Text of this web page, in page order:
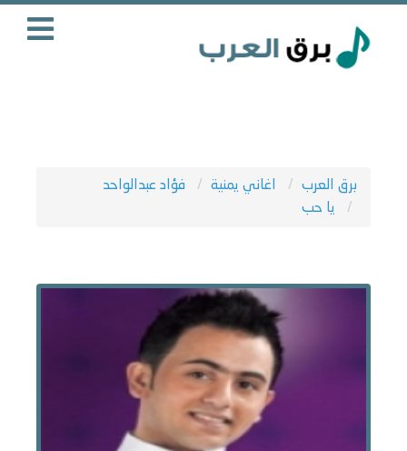
برق العرب اغاني يمنية
فؤاد عبدالواحد
يا حب